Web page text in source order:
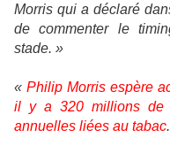
Morris qui a déclaré
de commenter le
stade. »
« Philip Morris espère
il y a 320 millions de
annuelles liées au tabac